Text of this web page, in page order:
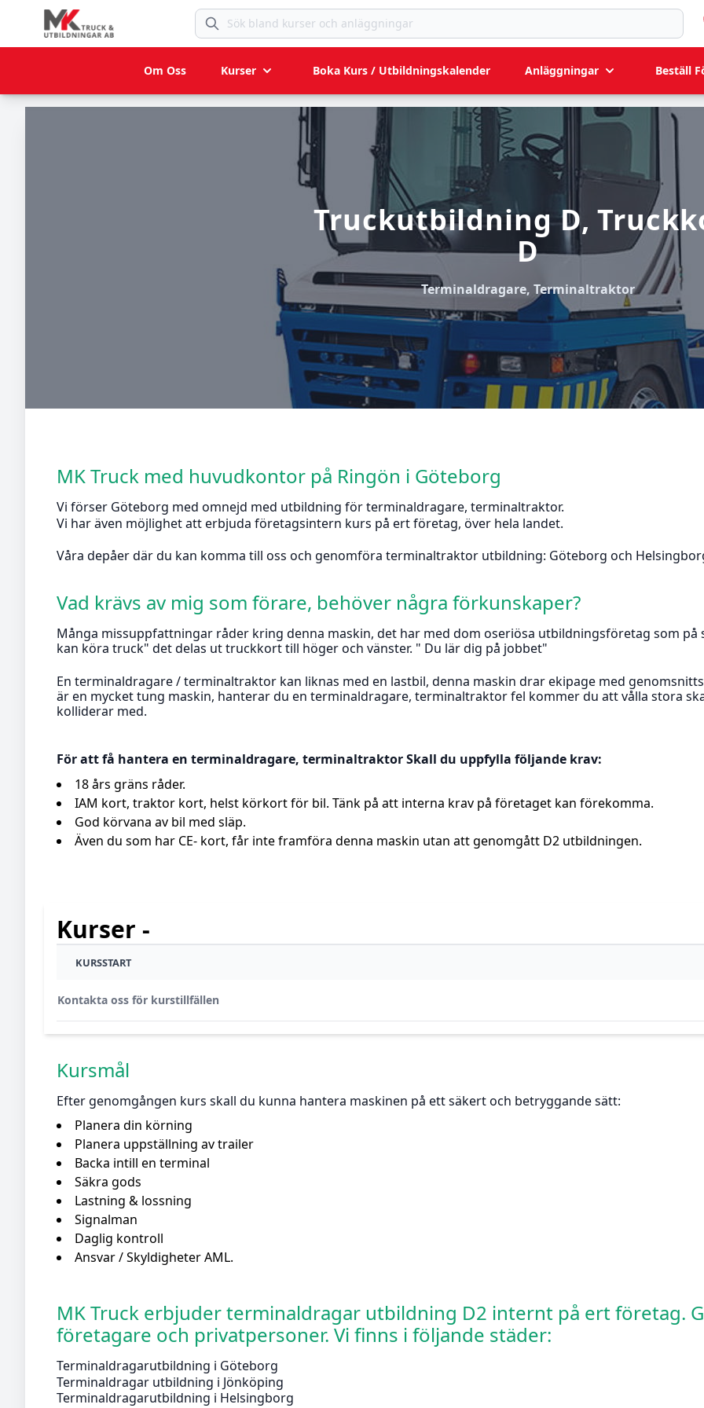
Sök bland kurser och anläggningar
Om Oss Kurser Boka Kurs / Utbildningskalender Anläggningar Beställ
Truckutbildning D,
D
Terminaldragare, Terminaltraktor
MK Truck med huvudkontor på Ringön i Göteborg
Vi förser Göteborg med omnejd med utbildning för terminaldragare, terminaltraktor.
Vi har även möjlighet att erbjuda företagsintern kurs på ert företag, över hela landet.
Våra depåer där du kan komma till oss och genomföra terminaltraktor utbildning: Göteborg och
Vad krävs av mig som förare, behöver några förkunskaper?
Många missuppfattningar råder kring denna maskin, det har med dom oseriösa utbildningsföretag som på
kan köra truck" det delas ut truckkort till höger och vänster. " Du lär dig på jobbet"
En terminaldragare / terminaltraktor kan liknas med en lastbil, denna maskin drar ekipage med
är en mycket tung maskin, hanterar du en terminaldragare, terminaltraktor fel kommer du att vålla stora
kolliderar med.
För att få hantera en terminaldragare, terminaltraktor Skall du uppfylla följande krav:
18 års gräns råder.
IAM kort, traktor kort, helst körkort för bil. Tänk på att interna krav på företaget kan förekomma.
God körvana av bil med släp.
Även du som har CE- kort, får inte framföra denna maskin utan att genomgått D2 utbildningen.
Kurser -
KURSSTART
Kontakta oss för kurstillfällen
Kursmål
Efter genomgången kurs skall du kunna hantera maskinen på ett säkert och betryggande sätt:
Planera din körning
Planera uppställning av trailer
Backa intill en terminal
Säkra gods
Lastning & lossning
Signalman
Daglig kontroll
Ansvar / Skyldigheter AML.
MK Truck erbjuder terminaldragar utbildning D2 internt på ert företag.
företagare och privatpersoner. Vi finns i följande städer:
Terminaldragarutbildning i Göteborg
Terminaldragar utbildning i Jönköping
Terminaldragarutbildning i Helsingborg